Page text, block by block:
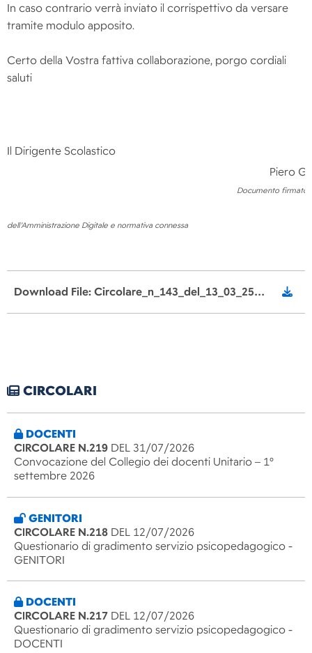
In caso contrario verrà inviato il corrispettivo da versare
tramite modulo apposito.
Certo della Vostra fattiva collaborazione, porgo cordiali
saluti
Il Dirigente Scolastico
Piero
Documento firmato
dell’Amministrazione Digitale e normativa connessa
Download File: Circolare_n_143_del_13_03_25_Riscossione_pagamenti_mancanti.pdf
CIRCOLARI
DOCENTI
CIRCOLARE N.219 DEL 31/07/2026
Convocazione del Collegio dei docenti Unitario – 1°
settembre 2026
GENITORI
CIRCOLARE N.218 DEL 12/07/2026
Questionario di gradimento servizio psicopedagogico -
GENITORI
DOCENTI
CIRCOLARE N.217 DEL 12/07/2026
Questionario di gradimento servizio psicopedagogico -
DOCENTI